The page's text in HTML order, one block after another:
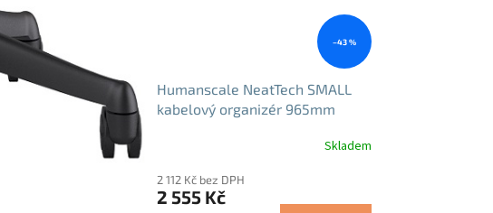
–43 %
Humanscale NeatTech SMALL
kabelový organizér 965mm
Skladem
2 112 Kč bez DPH
2 555 Kč